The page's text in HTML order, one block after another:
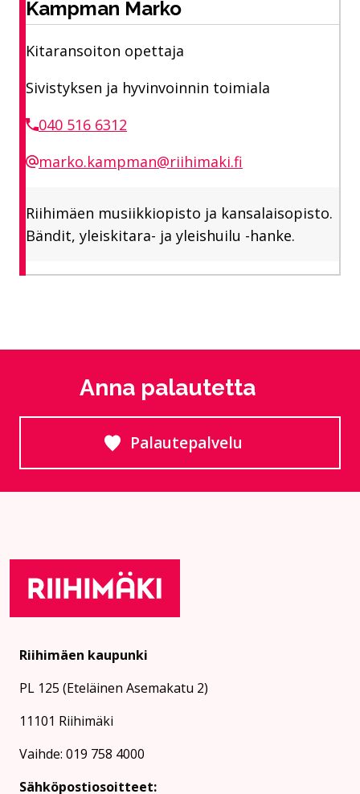
Kampman Marko
Kitaransoiton opettaja
Sivistyksen ja hyvinvoinnin toimiala
040 516 6312
marko.kampman@riihimaki.fi
Riihimäen musiikkiopisto ja kansalaisopisto.
Bändit, yleiskitara- ja yleishuilu -hanke.
Anna palautetta
Palautepalvelu
Siirtyy ulkoiselle
Riihimäen kaupunki
PL 125 (Eteläinen Asemakatu 2)
11101 Riihimäki
Vaihde: 019 758 4000
Sähköpostiosoitteet: